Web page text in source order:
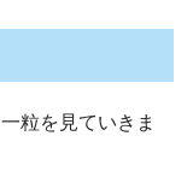
粒を見ていきま